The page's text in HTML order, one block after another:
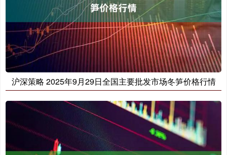
沪深策略 2025年9月29日全国主要批发市场冬笋价格行情